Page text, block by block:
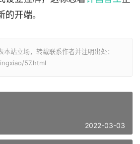
开端。
站立场，转载联系作者并注明出处：
57.html
2022-03-03